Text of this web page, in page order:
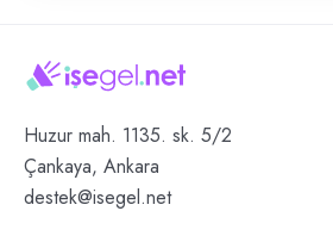
Huzur mah. 1135. sk. 5/2
Çankaya, Ankara
destek@isegel.net